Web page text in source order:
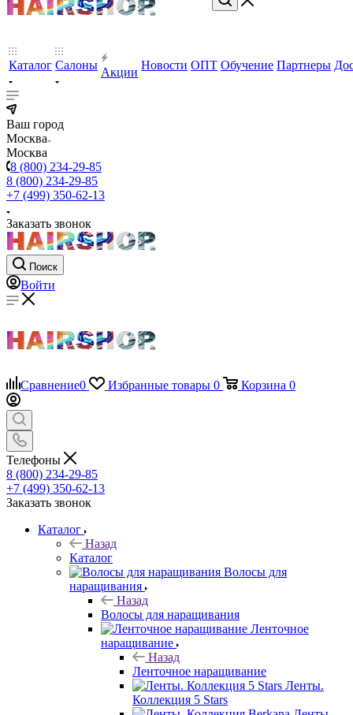
Каталог Салоны
Акции
Новости ОПТ Обучение Партнеры
Ваш город
Москва
Москва
8 (800) 234-29-85
8 (800) 234-29-85
+7 (499) 350-62-13
Заказать звонок
Поиск
Войти
Сравнение0 Избранные товары 0 Корзина 0
Телефоны
8 (800) 234-29-85
+7 (499) 350-62-13
Заказать звонок
Каталог
Назад
Каталог
Волосы для
наращивания
Назад
Волосы для наращивания
Ленточное
наращивание
Назад
Ленточное наращивание
Ленты.
Коллекция 5 Stars